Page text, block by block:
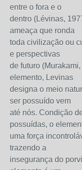
entre o fora e o
dentro (Lévinas,
ameaça que ronda
toda civilização ou
e perspectivas
de futuro
elemento, Levinas
designa o meio
ser possuído vem
até nós. Condição
possuídas, o
uma força
trazendo a
insegurança do